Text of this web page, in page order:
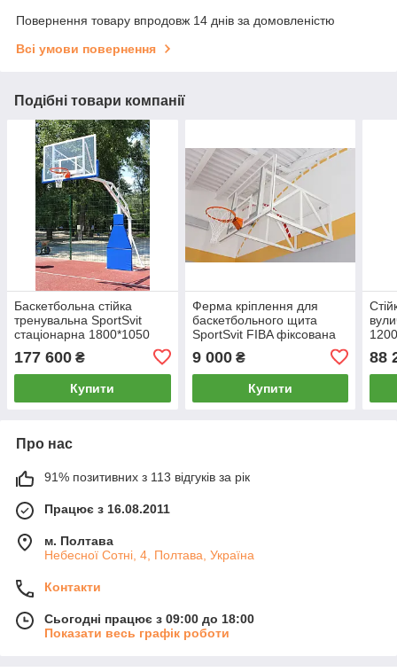
Повернення товару впродовж 14 днів за домовленістю
Всі умови повернення
Подібні товари компанії
Баскетбольна стійка
тренувальна SportSvit
стаціонарна 1800*1050
177 600 ₴
Купити
Ферма кріплення для
баскетбольного щита
SportSvit FIBA фіксована
9 000₴
Купити
88
Про нас
91% позитивних з 113 відгуків за рік
Працює з 16.08.2011
м. Полтава
Небесної Сотні, 4, Полтава, Україна
Контакти
Сьогодні працює з 09:00 до 18:00
Показати весь графік роботи